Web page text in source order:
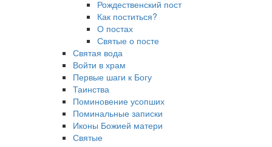
Рождественский пост
Как поститься?
О постах
Святые о посте
Святая вода
Войти в храм
Первые шаги к Богу
Таинства
Поминовение усопших
Поминальные записки
Иконы Божией матери
Святые